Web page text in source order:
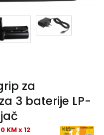
za
3 baterije LP-
KM x 12